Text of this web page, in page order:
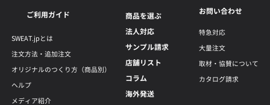
ご利用ガイド
SWEAT.jpとは
注文方法・追加注文
オリジナルのつくり方（商品別）
ヘルプ
メディア紹介
商品を選ぶ
法人対応
サンプル請求
店舗リスト
コラム
海外発送
お問い合わせ
特急対応
大量注文
取材・協賛について
カタログ請求